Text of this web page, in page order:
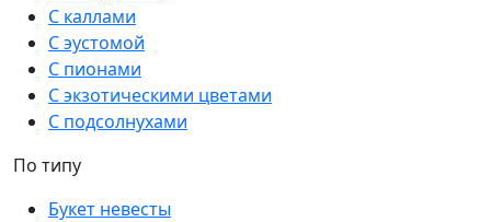
С каллами
С эустомой
С пионами
С экзотическими цветами
С подсолнухами
По типу
Букет невесты